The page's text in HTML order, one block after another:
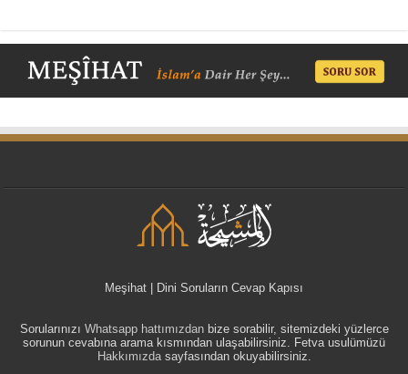
Meşihat | Dini Soruların Cevap Kapısı
Sorularınızı Whatsapp hattımızdanbize sorabilir, sitemizdeki yüzlerce
sorunun cevabına arama kısmından ulaşabilirsiniz. Fetva usulümüzü
Hakkımızdasayfasından okuyabilirsiniz.